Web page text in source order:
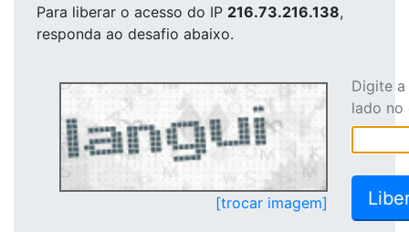
Para liberar o acesso do IP 216.73.216.138,
responda ao desafio abaixo.
[trocar imagem]
Digite
lado no